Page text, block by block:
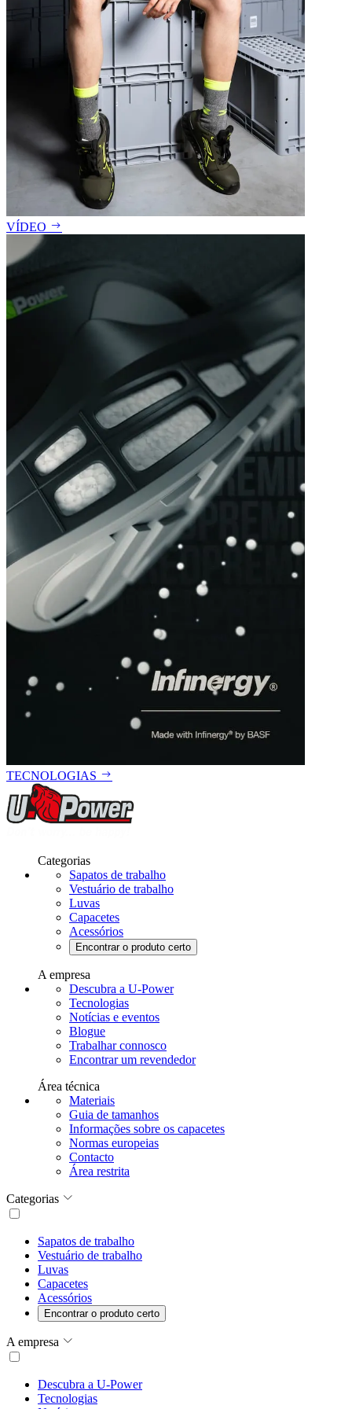
VÍDEO
TECNOLOGIAS
Categorias
Sapatos de trabalho
Vestuário de trabalho
Luvas
Capacetes
Acessórios
Encontrar o produto certo
A empresa
Descubra a U-Power
Tecnologias
Notícias e eventos
Blogue
Trabalhar connosco
Encontrar um revendedor
Área técnica
Materiais
Guia de tamanhos
Informações sobre os capacetes
Normas europeias
Contacto
Área restrita
Categorias
Sapatos de trabalho
Vestuário de trabalho
Luvas
Capacetes
Acessórios
Encontrar o produto certo
A empresa
Descubra a U-Power
Tecnologias